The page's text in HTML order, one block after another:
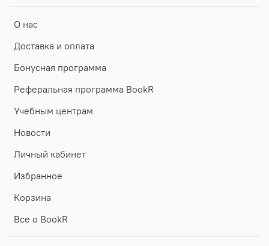
О нас
Доставка и оплата
Бонусная программа
Реферальная программа BookR
Учебным центрам
Новости
Личный кабинет
Избранное
Корзина
Все о BookR